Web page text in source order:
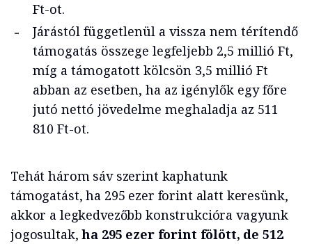
Ft-ot.
Járástól függetlenül a vissza nem térítendő
támogatás összege legfeljebb 2,5 millió Ft,
míg a támogatott kölcsön 3,5 millió Ft
abban az esetben, ha az igénylők egy főre
jutó nettó jövedelme meghaladja az 511
810 Ft-ot.
Tehát három sáv szerint kaphatunk
támogatást, ha 295 ezer forint alatt keresünk,
akkor a legkedvezőbb konstrukcióra vagyunk
jogosultak,ha 295 ezer forint fölött, de 512